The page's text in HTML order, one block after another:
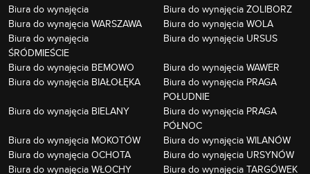
Biura do wynajęcia
Biura do wynajęcia ŻOLIBORZ
Biura do wynajęcia WARSZAWA
Biura do wynajęcia WOLA
Biura do wynajęcia
ŚRÓDMIEŚCIE
Biura do wynajęcia URSUS
Biura do wynajęcia BEMOWO
Biura do wynajęcia WAWER
Biura do wynajęcia BIAŁOŁĘKA
Biura do wynajęcia PRAGA
POŁUDNIE
Biura do wynajęcia BIELANY
Biura do wynajęcia PRAGA
PÓŁNOC
Biura do wynajęcia MOKOTÓW
Biura do wynajęcia WILANÓW
Biura do wynajęcia OCHOTA
Biura do wynajęcia URSYNÓW
Biura do wynajęcia WŁOCHY
Biura do wynajęcia TARGÓWEK